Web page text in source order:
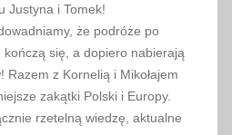
Justyna i Tomek!
że podróże po
się, a dopiero nabierają
Razem z Kornelią i Mikołajem
zakątki Polski i Europy.
rzetelną wiedzę, aktualne